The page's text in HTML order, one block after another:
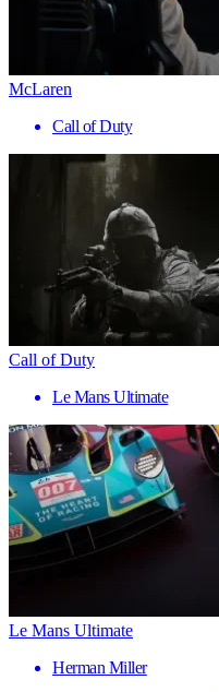
McLaren
Call of Duty
Call of Duty
Le Mans Ultimate
Le Mans Ultimate
Herman Miller